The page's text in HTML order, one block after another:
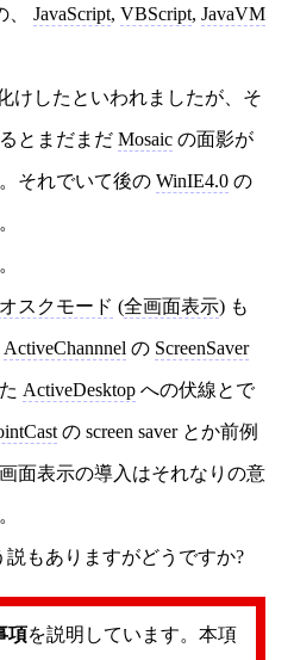
、 JavaScript, VBScript, JavaVM
けしたといわれましたが、そ
とまだまだ Mosaic の面影が
それでいて後の WinIE4.0 の
スクモード (全画面表示) も
ActiveChannnel の ScreenSaver
ActiveDesktop への伏線とで
の screen saver とか前例
面表示の導入はそれなりの意
説もありますがどうですか?
項を説明しています。本項